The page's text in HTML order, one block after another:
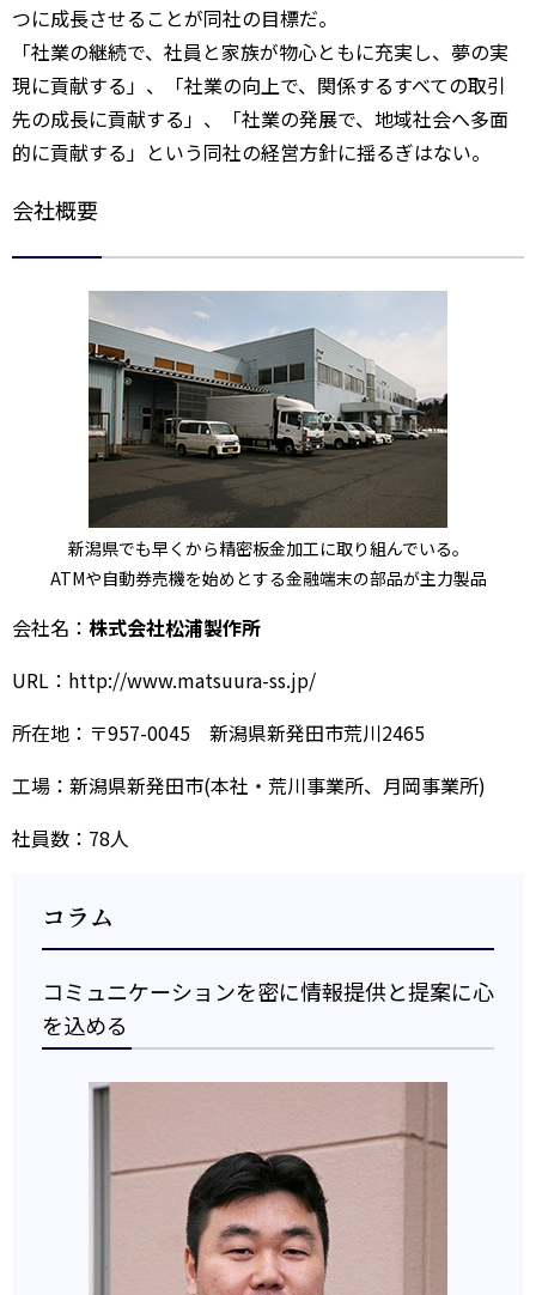
つに成長させることが同社の目標だ。
「社業の継続で、社員と家族が物心ともに充実し、夢の実
現に貢献する」、「社業の向上で、関係するすべての取引
先の成長に貢献する」、「社業の発展で、地域社会へ多面
的に貢献する」という同社の経営方針に揺るぎはない。
会社概要
新潟県でも早くから精密板金加工に取り組んでいる。
ATMや自動券売機を始めとする金融端末の部品が主力製品
会社名： 株式会社松浦製作所
URL： http://www.matsuura-ss.jp/
所在地：〒957-0045 新潟県新発田市荒川2465
工場：新潟県新発田市(本社・荒川事業所、月岡事業所)
社員数：78人
コラム
コミュニケーションを密に情報提供と提案に心
を込める